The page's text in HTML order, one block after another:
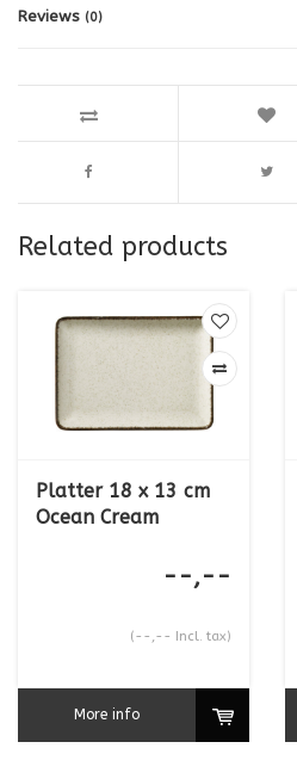
Reviews (0)
Related products
Platter 18 x 13 cm
Ocean Cream
--,--
(--,-- Incl. tax)
More info